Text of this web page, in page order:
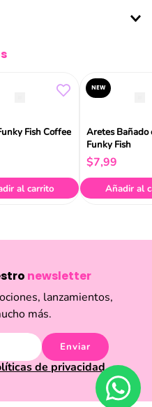
Fish Coffee
al carrito
NEW
Aretes Bañado
Funky Fish
$7,99
Añadir al
newsletter
lanzamientos,
más.
Enviar
de privacidad.